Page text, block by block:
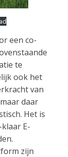
een co-
te
ook het
van
daar
Het is
E-
zijn